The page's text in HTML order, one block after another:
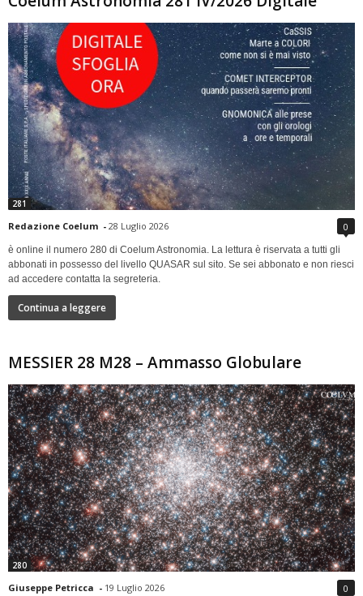
281
Redazione Coelum - 28 Luglio 2026 0
è online il numero 280 di Coelum Astronomia. La lettura è riservata a tutti gli
abbonati in possesso del livello QUASAR sul sito. Se sei abbonato e non riesci
ad accedere contatta la segreteria.
Continua a leggere
MESSIER 28 M28 – Ammasso Globulare
280
Giuseppe Petricca - 19 Luglio 2026 0